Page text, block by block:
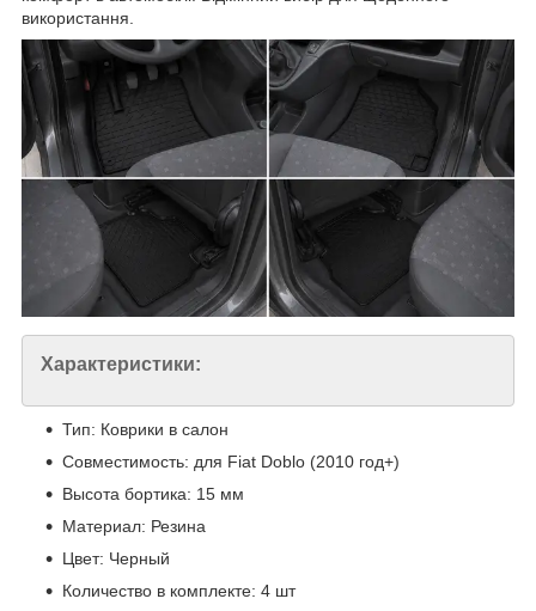
використання.
Характеристики:
Тип: Коврики в салон
Совместимость: для Fiat Doblo (2010 год+)
Высота бортика: 15 мм
Материал: Резина
Цвет: Черный
Количество в комплекте: 4 шт